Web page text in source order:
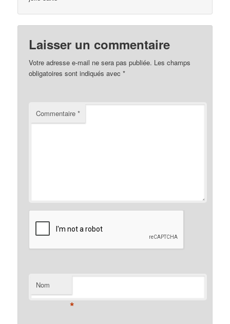
Laisser un commentaire
Votre adresse e-mail ne sera pas publiée. Les champs
obligatoires sont indiqués avec*
Commentaire*
Nom
*